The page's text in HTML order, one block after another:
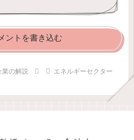
ントを書き込む
業の解説 エネルギーセクター